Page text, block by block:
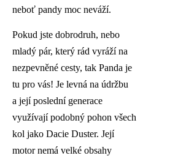
neboť pandy moc neváží.
Pokud jste dobrodruh, nebo
mladý pár, který rád vyráží na
nezpevněné cesty, tak Panda je
tu pro vás! Je levná na údržbu
a její poslední generace
využívají podobný pohon všech
kol jako Dacie Duster. Její
motor nemá velké obsahy